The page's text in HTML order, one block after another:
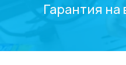
Гарантия на